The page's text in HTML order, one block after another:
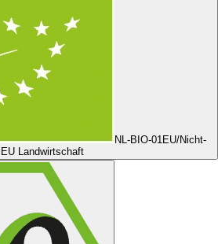
NL-BIO-01 EU/Nicht-
EU Landwirtschaft